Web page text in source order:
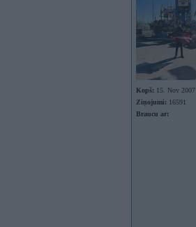
Kopš: 15. Nov 2007
Ziņojumi: 16591
Braucu ar: